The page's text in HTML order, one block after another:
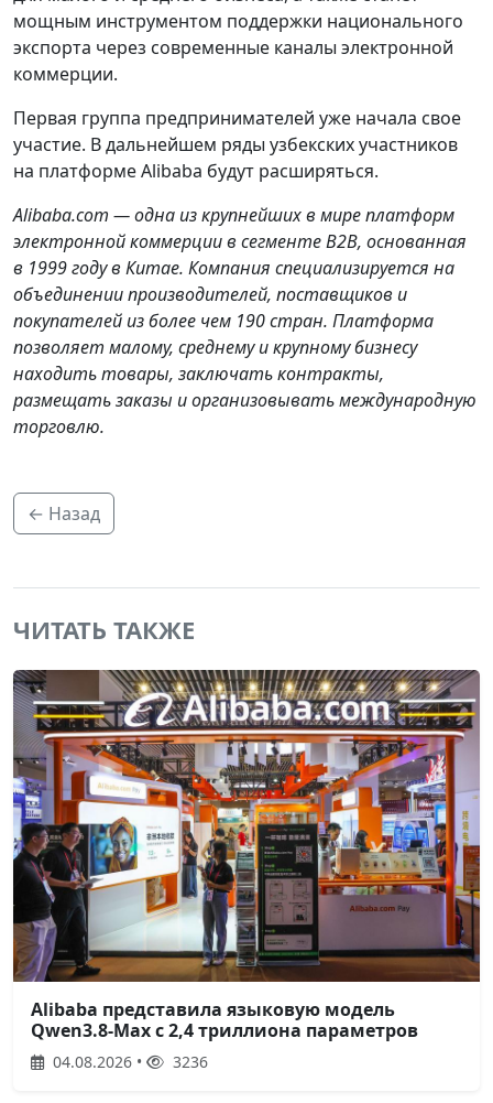
мощным инструментом поддержки национального
экспорта через современные каналы электронной
коммерции.
Первая группа предпринимателей уже начала свое
участие. В дальнейшем ряды узбекских участников
на платформе Alibaba будут расширяться.
Alibaba.com — одна из крупнейших в мире платформ
электронной коммерции в сегменте B2B, основанная
в 1999 году в Китае. Компания специализируется на
объединении производителей, поставщиков и
покупателей из более чем 190 стран. Платформа
позволяет малому, среднему и крупному бизнесу
находить товары, заключать контракты,
размещать заказы и организовывать международную
торговлю.
← Назад
ЧИТАТЬ ТАКЖЕ
Alibaba представила языковую модель
Qwen3.8-Max с 2,4 триллиона параметров
04.08.2026 • 3236